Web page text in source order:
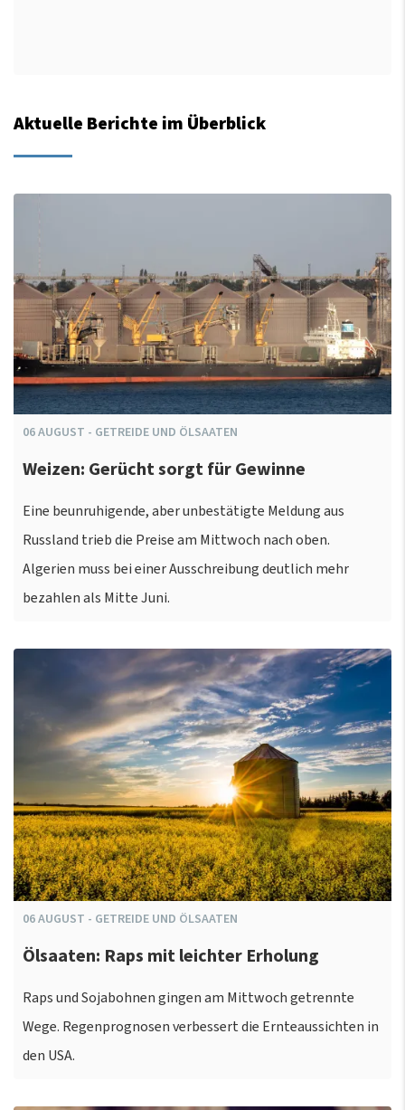
Aktuelle Berichte im Überblick
06AUGUST - GETREIDE UND ÖLSAATEN
Weizen: Gerücht sorgt für Gewinne
Eine beunruhigende, aber unbestätigte Meldung aus
Russland trieb die Preise am Mittwoch nach oben.
Algerien muss bei einer Ausschreibung deutlich mehr
bezahlen als Mitte Juni.
06AUGUST - GETREIDE UND ÖLSAATEN
Ölsaaten: Raps mit leichter Erholung
Raps und Sojabohnen gingen am Mittwoch getrennte
Wege. Regenprognosen verbessert die Ernteaussichten in
den USA.